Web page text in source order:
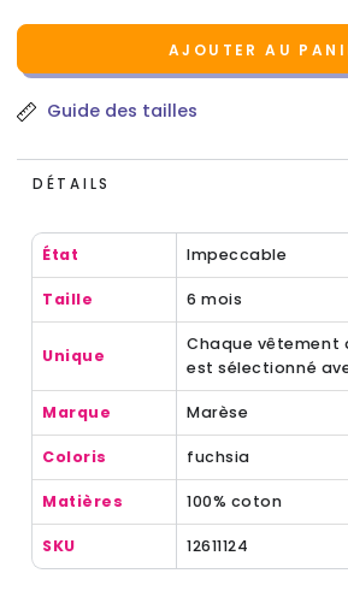
AJOUTER AU
Guide des tailles
DÉTAILS
État Impeccable
Taille 6 mois
Unique
Chaque vêtement
est sélectionné
Marque Marèse
Coloris fuchsia
Matières 100% coton
SKU 12611124